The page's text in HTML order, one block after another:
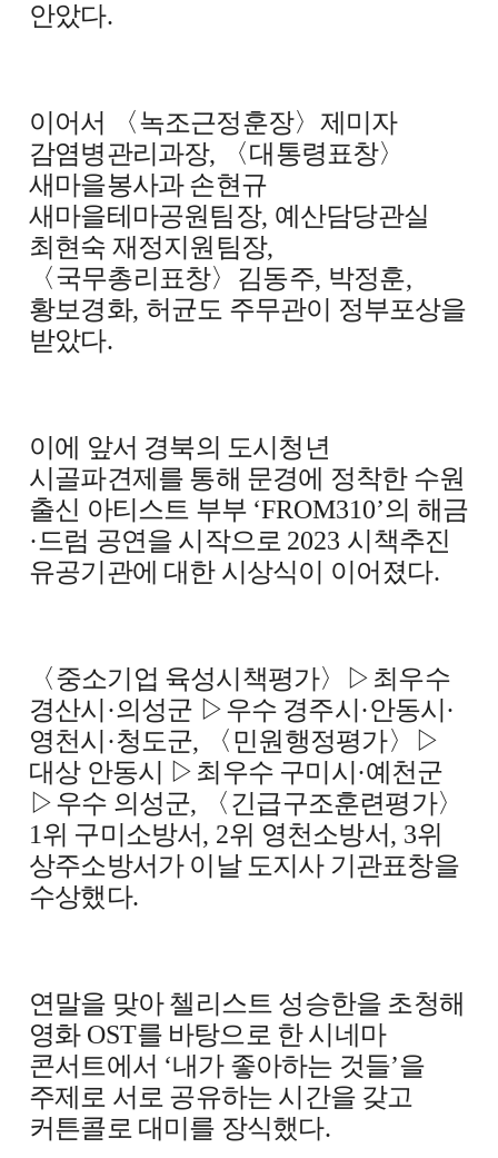
안았다.
이어서 〈녹조근정훈장〉제미자
감염병관리과장, 〈대통령표창〉
새마을봉사과 손현규
새마을테마공원팀장, 예산담당관실
최현숙 재정지원팀장,
〈국무총리표창〉 김동주, 박정훈,
황보경화, 허균도 주무관이 정부포상을
받았다.
이에 앞서 경북의 도시청년
시골파견제를 통해 문경에 정착한 수원
출신 아티스트 부부 ‘FROM310’의 해금
·드럼 공연을 시작으로 2023 시책추진
유공기관에 대한 시상식이 이어졌다.
〈중소기업 육성시책평가〉▷ 최우수
경산시 ·의성군 ▷우수 경주시 ·안동시 ·
영천시 ·청도군, 〈민원행정평가〉▷
대상 안동시
▷ 최우수 구미시 ·예천군
▷우수 의성군, 〈긴급구조훈련평가〉
1위 구미소방서, 2위 영천소방서, 3위
상주소방서가 이날 도지사 기관표창을
수상했다.
연말을 맞아 첼리스트 성승한을 초청해
영화 OST를 바탕으로 한 시네마
콘서트에서 ‘내가 좋아하는 것들’을
주제로 서로 공유하는 시간을 갖고
커튼콜로 대미를 장식했다.